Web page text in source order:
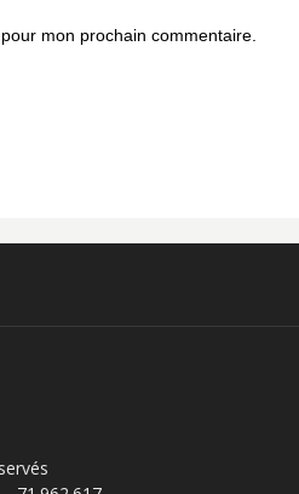
mon prochain commentaire.